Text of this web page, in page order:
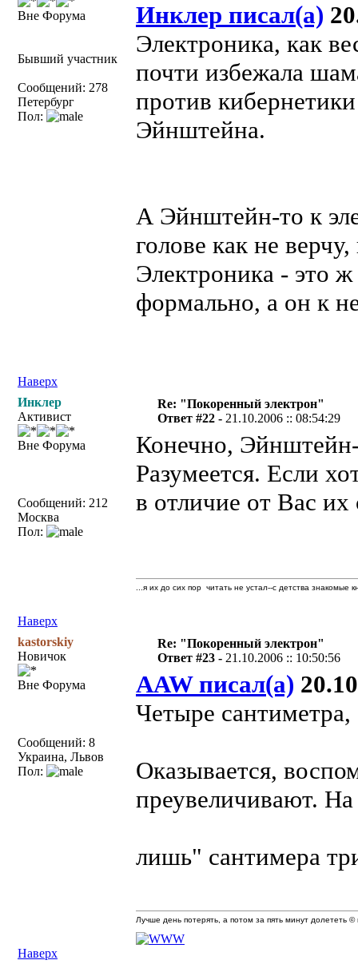
Вне Форума
Бывший участник
Сообщений: 278
Петербург
Пол:
Инклер писал(а)
Электроника, как
почти избежала
против
Эйнштейна.
А Эйнштейн-то к
голове как не
Электроника - это
формально, а он к
Наверх
Инклер
Активист
Вне Форума
Сообщений: 212
Москва
Пол:
Re: "Покоренный электрон"
Ответ #22 - 21.10.2006 :: 08:54:29
Конечно,
Разумеется. Если
в отличие от Вас
Наверх
...я их до сих пор читать не устал--с детства знакомые
kastorskiy
Новичок
Вне Форума
Сообщений: 8
Украина, Львов
Пол:
Re: "Покоренный электрон"
Ответ #23 - 21.10.2006 :: 10:50:56
AAW писал(а)
Четыре сантиметра,
Оказывается,
преувеличивают.
лишь" сантимера
Наверх
Лучше день потерять, а потом за пять минут долететь